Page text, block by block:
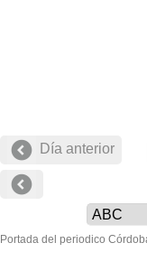
Día anterior
Portada del periodico